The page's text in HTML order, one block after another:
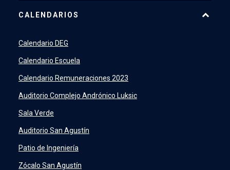
SIDINGlaunch
Academic Intelligence
PeopleSoftlaunch
ERPlaunch
CALENDARIOS
Calendario DEG
Calendario Escuela
Calendario Remuneraciones 2023
Auditorio Complejo Andrónico Luksic
Sala Verde
Auditorio San Agustín
Patio de Ingeniería
Zócalo San Agustín